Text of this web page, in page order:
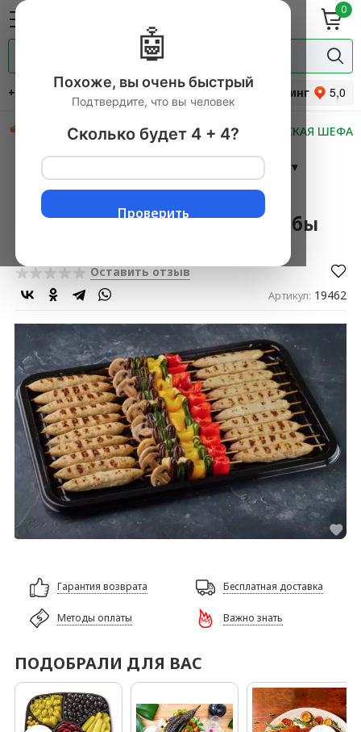
0
гастрономия
прянности
+7 (495) 744-34-31
Рейтинг
СКИДКИ НОВИНКИ МАСТЕРСКАЯ ШЕФА
Главная ГОТОВЫЕ БЛЮДА В АССОРТИМЕНТЕ
▼
ФУРШЕТНЫЕ НАБОРЫ▼
Набор восточный Мини-кебабы из индейки
Набор восточный Мини-кебабы
Оставить отзыв
Артикул: 19462
Гарантия возврата Бесплатная доставка
Методы оплаты Важно знать
ПОДОБРАЛИ ДЛЯ ВАС
🤖
Похоже, вы очень быстрый
Подтвердите, что вы человек
Сколько будет 4 + 4?
Проверить